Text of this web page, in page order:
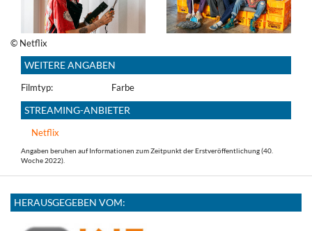
© Netflix
WEITERE ANGABEN
Filmtyp: Farbe
STREAMING-ANBIETER
Netflix
Angaben beruhen auf Informationen zum Zeitpunkt der Erstveröffentlichung (40.
Woche 2022).
HERAUSGEGEBEN VOM: